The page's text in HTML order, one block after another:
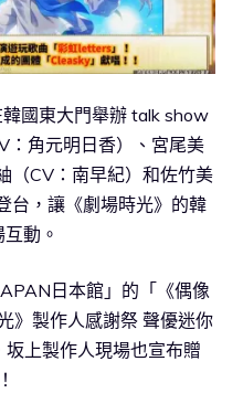
國東大門舉辦 talk show
：角元明日香）、宮尾美
（CV：南早紀）和佐竹美
台，讓《劇場時光》的韓
動。
日本館」的「《偶像
》製作人感謝祭 聲優迷你
上製作人現場也宣布贈